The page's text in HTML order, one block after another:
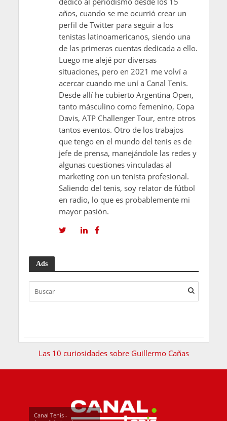
años, cuando se me ocurrió crear un
perfil de Twitter para seguir a los
tenistas latinoamericanos, siendo una
de las primeras cuentas dedicada a ello.
Luego me alejé por diversas
situaciones, pero en 2021 me volví a
acercar cuando me uní a Canal Tenis.
Desde allí he cubierto Argentina Open,
tanto másculino como femenino, Copa
Davis, ATP Challenger Tour, entre otros
tantos eventos. Otro de los trabajos
que tengo en el mundo del tenis es de
jefe de prensa, manejándole las redes y
algunas cuestiones vinculadas al
marketing con un tenista profesional.
Saliendo del tenis, soy relator de fútbol
en radio, lo que es probablemente mi
mayor pasión.
Ads
Las 10 curiosidades sobre Guillermo Cañas
Canal Tenis -